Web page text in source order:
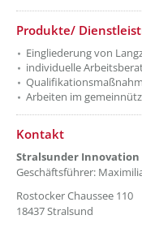
???
Produkte/
Eingliederung von
individuelle
Arbeiten im
???
Kontakt
Stralsunder Innovation
Geschäftsführer:
Rostocker Chaussee 110
18437 Stralsund